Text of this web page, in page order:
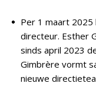
Per 1 maart 2025
directeur. Esther
sinds april 2023
Gimbrère vormt
nieuwe